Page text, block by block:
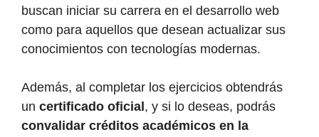
buscan iniciar su carrera en el desarrollo web
como para aquellos que desean actualizar sus
conocimientos con tecnologías modernas.
Además, al completar los ejercicios obtendrás
un certificado oficial , y si lo deseas, podrás
convalidar créditos académicos en la